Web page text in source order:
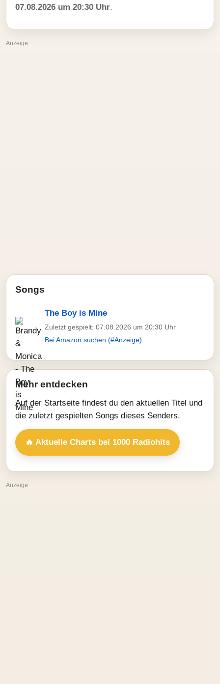
07.08.2026 um 20:30 Uhr.
Anzeige
Songs
The Boy is Mine
Zuletzt gespielt: 07.08.2026 um 20:30 Uhr
Bei Amazon suchen (#Anzeige)
Mehr entdecken
Auf der Startseite findest du den aktuellen Titel und
die zuletzt gespielten Songs dieses Senders.
🔥 Aktuelle Charts bei 1000 Radiohits
Anzeige